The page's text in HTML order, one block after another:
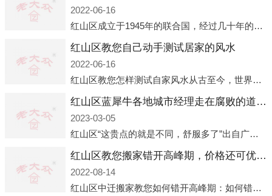
2022-06-16
红山区成立于1945年的联合国，经过几十年的发展，如今拥有193个成员国。拥有如此众多会员国的联合国，可以说是世界上最具代表性的国际组织，也是世界上分量最重、有着较高话语权的国际组织。但以美国为首的西方国家
红山区教您自己动手测试居家的风水
2022-06-16
红山区教您怎样测试自家风水从古至今，世界各地的人们都在研究人在乾坤中的位置以及它们所形成的关系。通过探究季节转换、星象变化，并且在所观测到的自然规律的指导下，人们开始认识到居住在不同住宅中的人，其一生中的财
红山区蓝犀牛各地城市经理走在腐败的道路上
2023-03-05
红山区“这贵点的就是不同，舒服多了”出自广州运营邓经理的口中。2023年开年刚出来，三个司机（加盟蓝犀牛的个人队伍）便请广州经理去佛山娱乐场所大消费了一次，据知悉一晚消费达一万多，由三人平摊费用，燃鹅这样的
红山区教您搬家错开高峰期，价格还可优惠！
2022-08-14
红山区中迁搬家教您如何错开高峰期：如何错开高峰期搬家，中迁搬家做了一些电话数据统计和分析，发现市民中午2点左右访问网站的人是最多的，电话咨询是早上9点左右是最多的，预约搬家周六和周日是最多的，网上QQ微